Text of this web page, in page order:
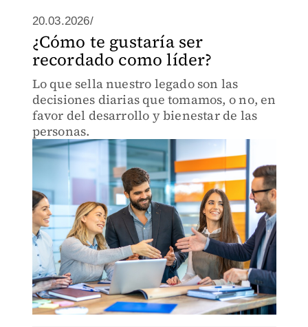
20.03.2026/
¿Cómo te gustaría ser
recordado como líder?
Lo que sella nuestro legado son las
decisiones diarias que tomamos, o no, en
favor del desarrollo y bienestar de las
personas.